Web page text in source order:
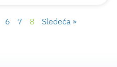
6 7 8 Sledeća »